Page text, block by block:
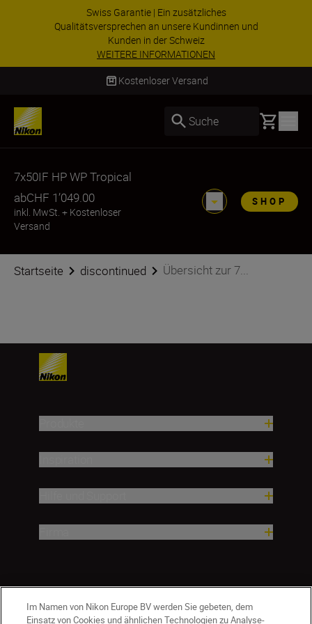
Swiss Garantie | Ein zusätzliches
Qualitätsversprechen an unsere Kundinnen und
Kunden in der Schweiz
WEITERE INFORMATIONEN
Kostenloser Versand
Suche Basket
7x50IF HP WP Tropical
abCHF 1’049.00
inkl. MwSt. + Kostenloser
Versand
SHOP
Startseite discontinued Übersicht zur 7...
Im Namen von Nikon Europe BV werden Sie gebeten, dem
Einsatz von Cookies und ähnlichen Technologien zu Analyse-